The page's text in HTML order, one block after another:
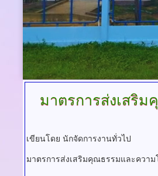
มาตรการส่งเสริ
เขียนโดย นักจัดการงานทั่วไป
มาตรการส่งเสริมคุณธรรมและควา